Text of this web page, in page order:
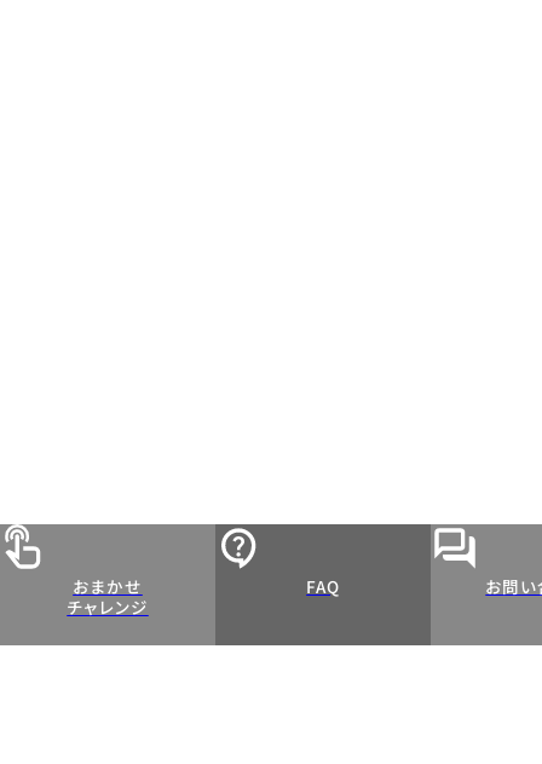
おまかせ
チャレンジ
FAQ お問